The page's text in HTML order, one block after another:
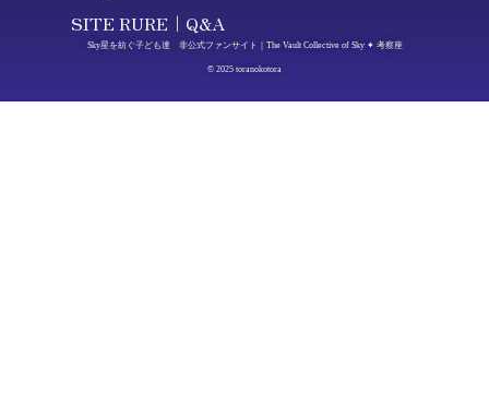
SITE RURE｜Q&A
Sky星を紡ぐ子ども達 非公式ファンサイト｜The Vault Collective of Sky ✦ 考察座
© 2025 toranokotora